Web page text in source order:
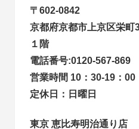
〒602-0842
京都府京都市上京区栄町
１階
電話番号:0120-567-869
営業時間 10：30-19：00
定休日：日曜日
東京 恵比寿明治通り店